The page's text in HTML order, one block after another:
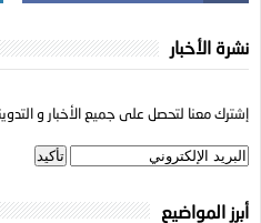
نشرة الأخبار
إشترك معنا لتحصل على جميع الأخبار و
أبرز المواضيع